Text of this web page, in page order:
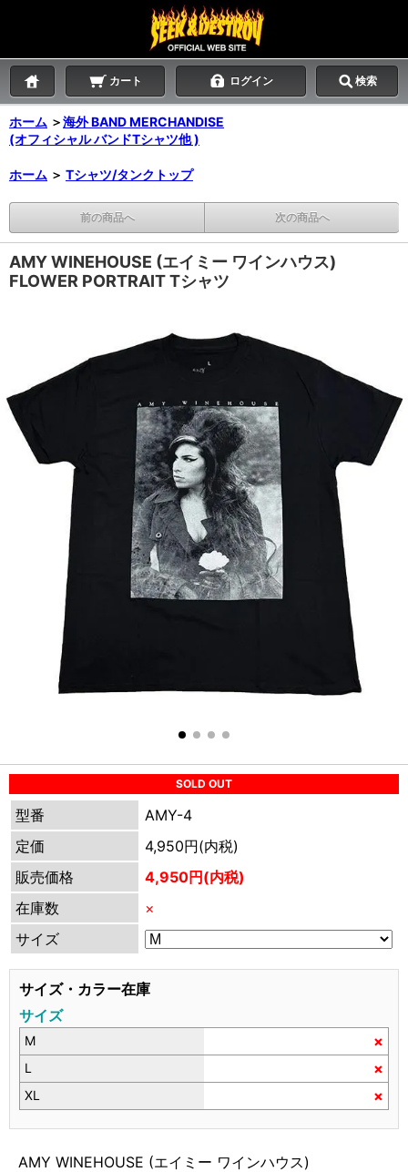
カート ログイン 検索
ホーム ＞海外 BAND MERCHANDISE
(オフィシャル バンドTシャツ他 )
ホーム ＞ Tシャツ/タンクトップ
前の商品へ 次の商品へ
AMY WINEHOUSE (エイミー ワインハウス)
FLOWER PORTRAIT Tシャツ
SOLD OUT
型番
AMY-4
定価
4,950円(内税)
販売価格
4,950円(内税)
在庫数
×
サイズ
サイズ・カラー在庫
サイズ
M ×
L ×
XL ×
AMY WINEHOUSE (エイミー ワインハウス)